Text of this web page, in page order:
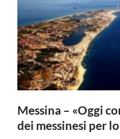
Messina – «Oggi
dei messinesi per lo